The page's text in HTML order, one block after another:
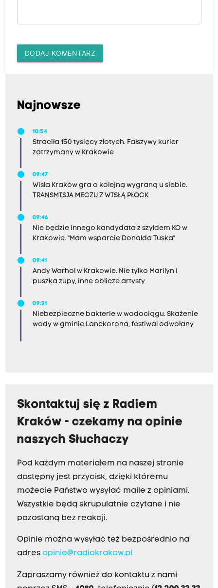
DODAJ KOMENTARZ
Najnowsze
10:54
Straciła 150 tysięcy złotych. Fałszywy kurier
zatrzymany w Krakowie
09:47
Wisła Kraków gra o kolejną wygraną u siebie.
TRANSMISJA MECZU Z WISŁĄ PŁOCK
09:46
Nie będzie innego kandydata z szyldem KO w
Krakowie. "Mam wsparcie Donalda Tuska"
09:41
Andy Warhol w Krakowie. Nie tylko Marilyn i
puszka zupy, inne oblicze artysty
09:31
Niebezpieczne bakterie w wodociągu. Skażenie
wody w gminie Lanckorona, festiwal odwołany
Skontaktuj się z Radiem
Kraków - czekamy na opinie
naszych Słuchaczy
Pod każdym materiałem na naszej stronie
dostępny jest przycisk, dzięki któremu
możecie Państwo wysyłać maile z opiniami.
Wszystkie będą skrupulatnie czytane i nie
pozostaną bez reakcji.
Opinie można wysyłać też bezpośrednio na
adres opinie@radiokrakow.pl
Zapraszamy również do kontaktu z nami